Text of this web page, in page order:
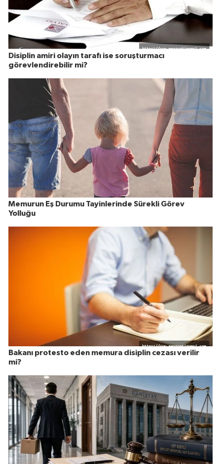
Disiplin amiri olayın tarafı ise soruşturmacı
görevlendirebilir mi?
Memurun Eş Durumu Tayinlerinde Sürekli Görev
Yolluğu
Bakanı protesto eden memura disiplin cezası verilir
mi?